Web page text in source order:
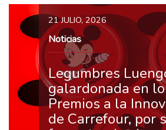
21 JULIO, 2026
Noticias
Legumbres
galardonada en
Premios a la
de Carrefour, por